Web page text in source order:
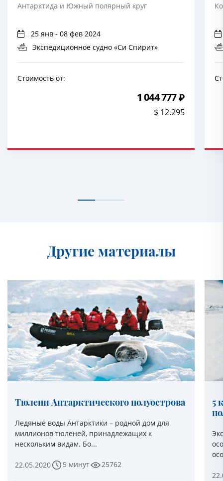
Антарктида и Южный полярный круг
25 янв - 08 фев 2024
Экспедиционное судно «Си Спирит»
Стоимость от:
1 044 777
$ 12.295
Другие материалы
Тюлени Антарктического полуострова
Ледяные воды Антарктики – родной дом для
миллионов тюленей, принадлежащих к
нескольким видам. Бо...
22.05.2020 5 минут 25762
5